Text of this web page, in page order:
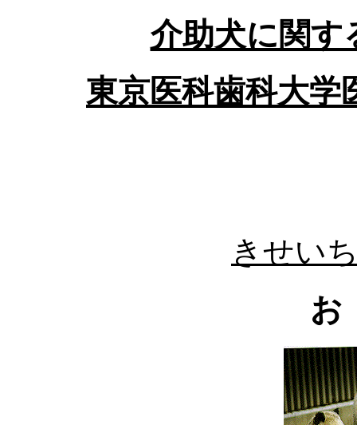
介助犬に関す
東京医科歯科大学
きせい